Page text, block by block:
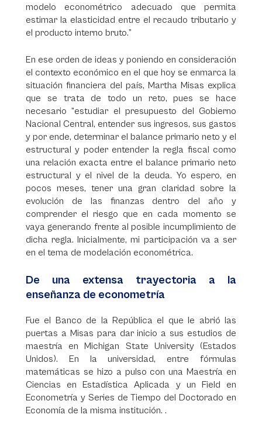
modelo econométrico adecuado que permita
estimar la elasticidad entre el recaudo tributario y
el producto interno bruto.”
En ese orden de ideas y poniendo en consideración
el contexto económico en el que hoy se enmarca la
situación financiera del país, Martha Misas explica
que se trata de todo un reto, pues se hace
necesario “estudiar el presupuesto del Gobierno
Nacional Central, entender sus ingresos, sus gastos
y por ende, determinar el balance primario neto y el
estructural y poder entender la regla fiscal como
una relación exacta entre el balance primario neto
estructural y el nivel de la deuda. Yo espero, en
pocos meses, tener una gran claridad sobre la
evolución de las finanzas dentro del año y
comprender el riesgo que en cada momento se
vaya generando frente al posible incumplimiento de
dicha regla. Inicialmente, mi participación va a ser
en el tema de modelación econométrica.
De una extensa trayectoria a la
enseñanza de econometría
Fue el Banco de la República el que le abrió las
puertas a Misas para dar inicio a sus estudios de
maestría en Michigan State University (Estados
Unidos). En la universidad, entre fórmulas
matemáticas se hizo a pulso con una Maestría en
Ciencias en Estadística Aplicada y un Field en
Econometría y Series de Tiempo del Doctorado en
Economía de la misma institución. .